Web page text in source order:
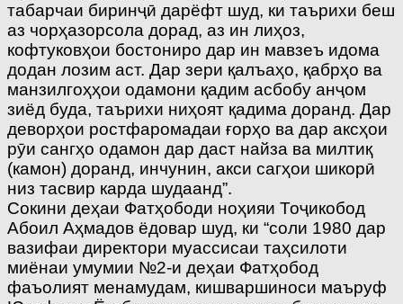
табарчаи биринҷӣ дарёфт шуд, ки таърихи беш
аз чорҳазорсола дорад, аз ин лиҳоз,
кофтуковҳои бостониро дар ин мавзеъ идома
додан лозим аст. Дар зери қалъаҳо, қабрҳо ва
манзилгоҳҳои одамони қадим асбобу анҷом
зиёд буда, таърихи ниҳоят қадима доранд. Дар
деворҳои ростфаромадаи ғорҳо ва дар аксҳои
рӯи сангҳо одамон дар даст найза ва милтиқ
(камон) доранд, инчунин, акси сагҳои шикорӣ
низ тасвир карда шудаанд”.
Сокини деҳаи Фатҳободи ноҳияи Тоҷикобод
Абоил Аҳмадов ёдовар шуд, ки “соли 1980 дар
вазифаи директори муассисаи таҳсилоти
миёнаи умумии №2-и деҳаи Фатҳобод
фаъолият менамудам, кишваршиноси маъруф